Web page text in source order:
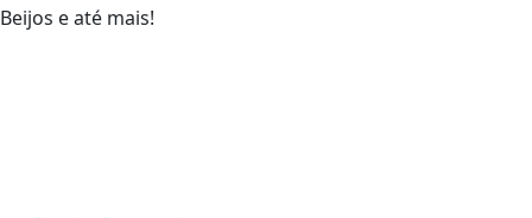
Beijos e até mais!